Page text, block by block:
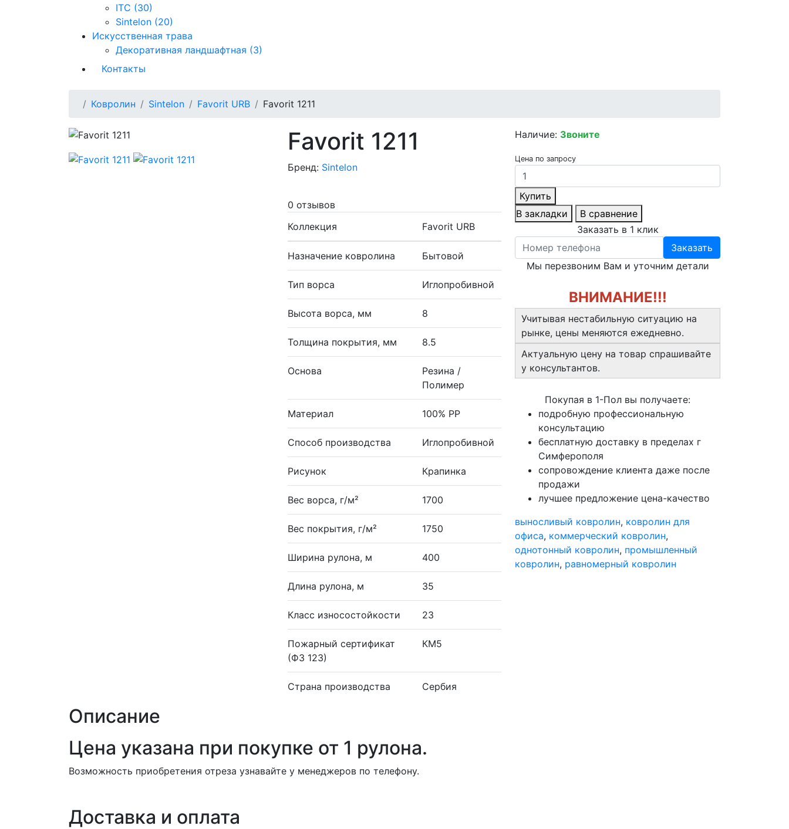
ITC (30)
Sintelon (20)
Искусственная трава
Декоративная ландшафтная (3)
Контакты
Ковролин Sintelon Favorit URB Favorit 1211
Favorit 1211
Бренд: Sintelon
0 отзывов
Коллекция
Favorit URB
Назначение ковролина Бытовой
Тип ворса Иглопробивной
Высота ворса, мм 8
Толщина покрытия, мм 8.5
Основа
Резина /
Полимер
Материал 100% PP
Способ производства Иглопробивной
Рисунок Крапинка
Вес ворса, г/м² 1700
Вес покрытия, г/м² 1750
Ширина рулона, м 400
Длина рулона, м 35
Класс износостойкости 23
Пожарный сертификат
(ФЗ 123)
КМ5
Страна производства Сербия
Наличие: Звоните
Цена по запросу
Купить
В закладки
В сравнение
Заказать в 1 клик
Заказать
Мы перезвоним Вам и уточним детали
ВНИМАНИЕ!!!
Учитывая нестабильную ситуацию на
рынке, цены меняются ежедневно.
Актуальную цену на товар спрашивайте
у консультантов.
Покупая в 1-Пол вы получаете:
подробную профессиональную
консультацию
бесплатную доставку в пределах г
Симферополя
сопровождение клиента даже после
продажи
лучшее предложение цена-качество
выносливый ковролин, ковролин для
офиса, коммерческий ковролин,
однотонный ковролин, промышленный
ковролин, равномерный ковролин
Описание
Цена указана при покупке от 1 рулона.
Возможность приобретения отреза узнавайте у менеджеров по телефону.
Доставка и оплата